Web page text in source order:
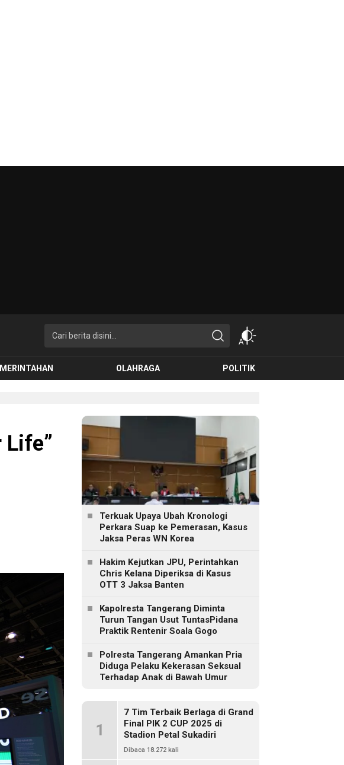
OLAHRAGA POLITIK
Life”
Terkuak Upaya Ubah Kronologi
Perkara Suap ke Pemerasan, Kasus
Jaksa Peras WN Korea
Hakim Kejutkan JPU, Perintahkan
Chris Kelana Diperiksa di Kasus
OTT 3 Jaksa Banten
Kapolresta Tangerang Diminta
Turun Tangan Usut TuntasPidana
Praktik Rentenir Soala Gogo
Polresta Tangerang Amankan Pria
Diduga Pelaku Kekerasan Seksual
Terhadap Anak di Bawah Umur
1
7 Tim Terbaik Berlaga di Grand
Final PIK 2 CUP 2025 di
Stadion Petal Sukadiri
Dibaca 18.272 kali